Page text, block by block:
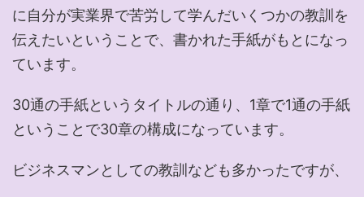
に自分が実業界で苦労して学んだいくつかの教訓を
伝えたいということで、書かれた手紙がもとになっ
ています。
30通の手紙というタイトルの通り、1章で1通の手紙
ということで30章の構成になっています。
ビジネスマンとしての教訓なども多かったですが、